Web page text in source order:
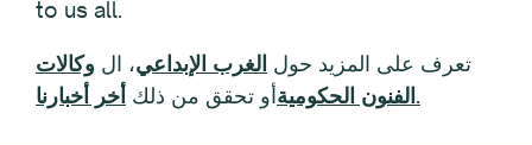
to us all.
تعرف على المزيد حول الغرب الإبداعي، ال وكالات
الفنون الحكوميةأو تحقق من ذلك أخر أخبارنا.